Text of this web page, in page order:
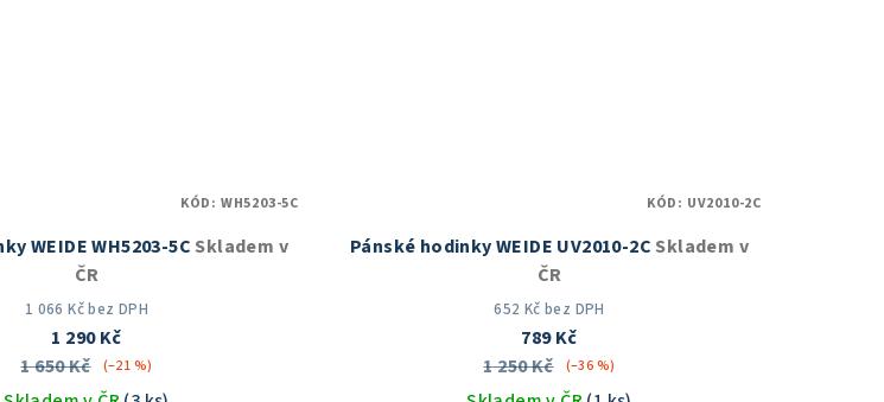
WEIDE WH5203-5C Skladem v
ČR
1 066 Kč bez DPH
1 290 Kč
1 650 Kč
(–21 %)
KÓD: WH5203-5C
Pánské hodinky WEIDE UV2010-2C Skladem v
ČR
652 Kč bez DPH
789 Kč
1 250 Kč
(–36 %)
KÓD: UV2010-2C